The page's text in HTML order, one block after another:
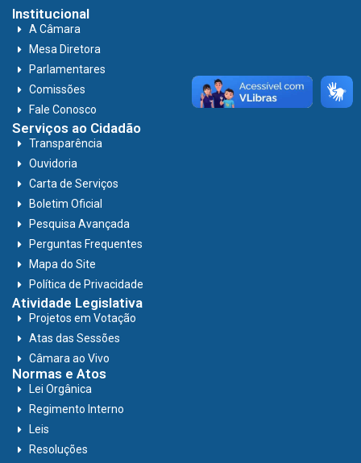
Institucional
A Câmara
Mesa Diretora
Parlamentares
Comissões
Fale Conosco
Serviços ao Cidadão
Transparência
Ouvidoria
Carta de Serviços
Boletim Oficial
Pesquisa Avançada
Perguntas Frequentes
Mapa do Site
Política de Privacidade
Atividade Legislativa
Projetos em Votação
Atas das Sessões
Câmara ao Vivo
Normas e Atos
Lei Orgânica
Regimento Interno
Leis
Resoluções